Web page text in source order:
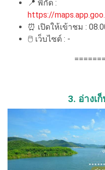
📍 พิกัด :
https://
⏰ เปิดให้เข้าชม :
🖱 เว็บไซต์ : -
3. อ่างเ